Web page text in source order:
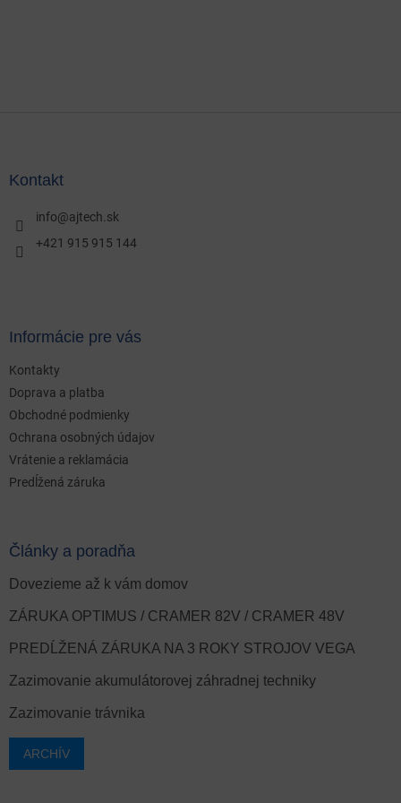
Kontakt
info@ajtech.sk
+421 915 915 144
Informácie pre vás
Kontakty
Doprava a platba
Obchodné podmienky
Ochrana osobných údajov
Vrátenie a reklamácia
Predĺžená záruka
Články a poradňa
Dovezieme až k vám domov
ZÁRUKA OPTIMUS / CRAMER 82V / CRAMER 48V
PREDĹŽENÁ ZÁRUKA NA 3 ROKY STROJOV VEGA
Zazimovanie akumulátorovej záhradnej techniky
Zazimovanie trávnika
ARCHÍV